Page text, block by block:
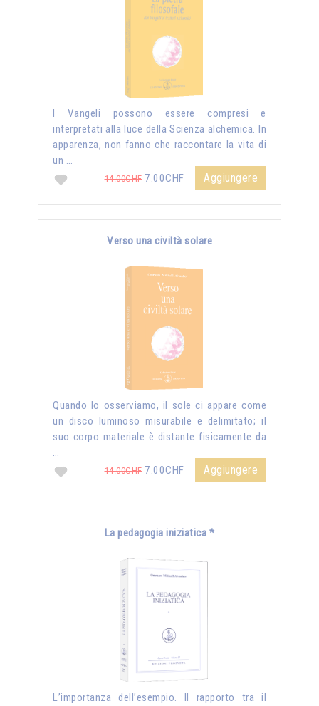
I Vangeli possono essere compresi e
interpretati alla luce della Scienza alchemica. In
apparenza, non fanno che raccontare la vita di
un …
14.00CHF7.00CHF Aggiungere
Verso una civiltà solare
Quando lo osserviamo, il sole ci appare come
un disco luminoso misurabile e delimitato; il
suo corpo materiale è distante fisicamente da
…
14.00CHF7.00CHF Aggiungere
La pedagogia iniziatica *
L’importanza dell’esempio. Il rapporto tra il